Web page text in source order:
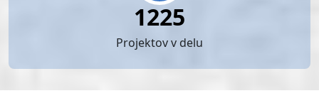
1225
Projektov v delu